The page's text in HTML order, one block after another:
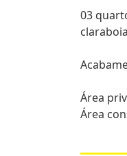
03
Área
Área